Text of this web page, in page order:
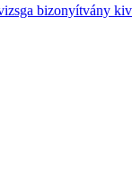
bizonyítvány